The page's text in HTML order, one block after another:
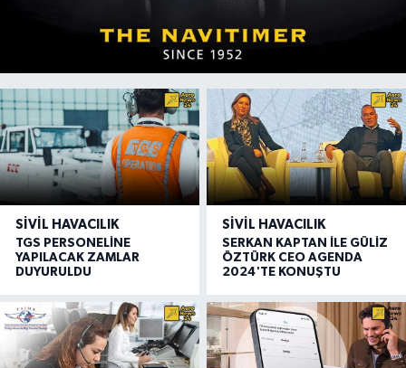
SIVIL HAVACILIK
TGS PERSONELİNE
YAPILACAK ZAMLAR
DUYURULDU
SIVIL HAVACILIK
SERKAN KAPTAN İLE GÜLİZ
ÖZTÜRK CEO AGENDA
2024'TE KONUŞTU